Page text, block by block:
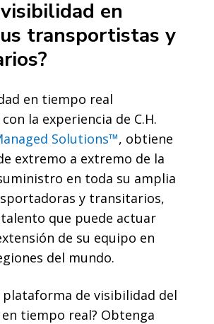
en
transportistas y
en tiempo real
la experiencia de C.H.
Solutions™, obtiene
extremo a extremo de la
en toda su amplia
y transitarios,
que puede actuar
de su equipo en
del mundo.
plataforma de visibilidad del
tiempo real? Obtenga